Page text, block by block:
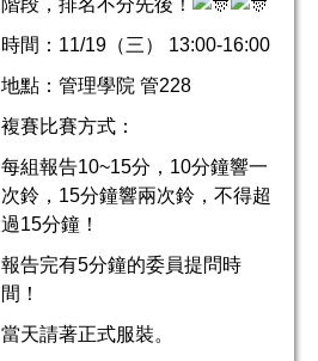
時間：11/19（三） 13:00-16:00
地點：管理學院 管228
複賽比賽方式：
每組報告10~15分，10分鐘響一
次鈴，15分鐘響兩次鈴，不得超
過15分鐘！
報告完有5分鐘的委員提問時
間！
當天請著正式服裝。